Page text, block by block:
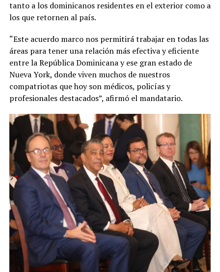
tanto a los dominicanos residentes en el exterior como a
los que retornen al país.
“Este acuerdo marco nos permitirá trabajar en todas las
áreas para tener una relación más efectiva y eficiente
entre la República Dominicana y ese gran estado de
Nueva York, donde viven muchos de nuestros
compatriotas que hoy son médicos, policías y
profesionales destacados”, afirmó el mandatario.